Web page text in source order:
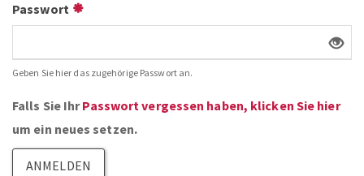
Passwort
Geben Sie hier das zugehörige Passwort an.
Falls Sie IhrPasswort vergessen haben, klicken Sie hier
um ein neues setzen.
ANMELDEN